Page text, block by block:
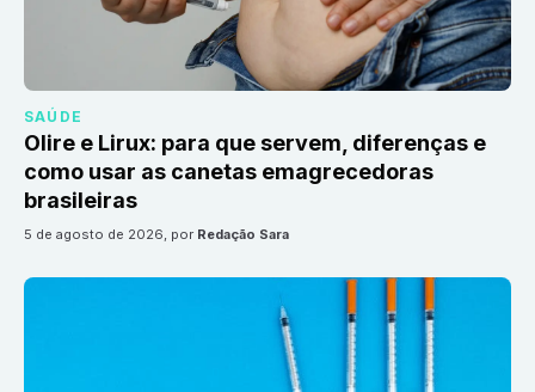
SAÚDE
Olire e Lirux: para que servem, diferenças e
como usar as canetas emagrecedoras
brasileiras
5 de agosto de 2026, por Redação Sara